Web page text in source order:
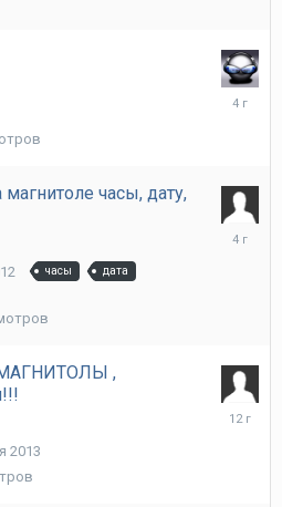
21
магнитоле часы, дату,
часы дата
25
,
2013
10